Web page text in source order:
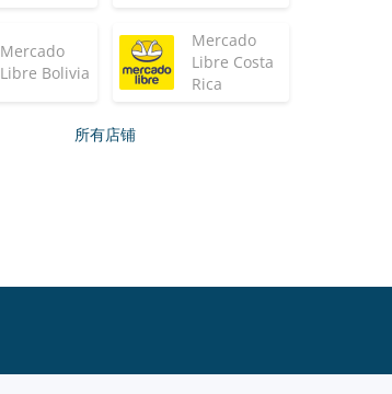
Mercado
Libre Bolivia
Mercado
Libre Costa
Rica
所有店铺